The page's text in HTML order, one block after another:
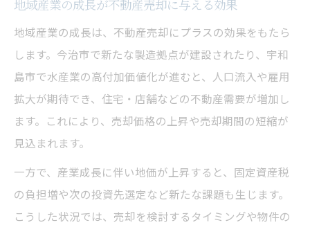
地域産業の成長が不動産売却に与える効果
地域産業の成長は、不動産売却にプラスの効果をもたら
します。今治市で新たな製造拠点が建設されたり、宇和
島市で水産業の高付加価値化が進むと、人口流入や雇用
拡大が期待でき、住宅・店舗などの不動産需要が増加し
ます。これにより、売却価格の上昇や売却期間の短縮が
見込まれます。
一方で、産業成長に伴い地価が上昇すると、固定資産税
の負担増や次の投資先選定など新たな課題も生じます。
こうした状況では、売却を検討するタイミングや物件の